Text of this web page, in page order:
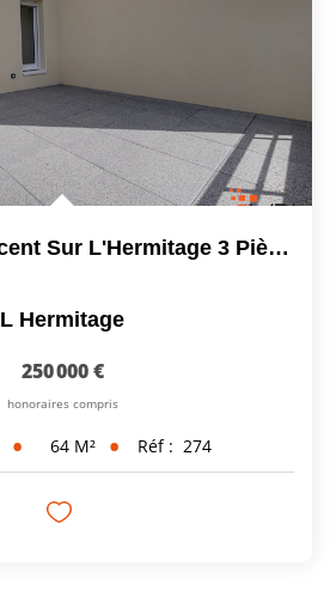
Appartement Récent Sur L'Hermitage 3 Pièce(s) 63,85 M2
L Hermitage
250 000 €
honoraires compris
64 M² Réf : 274